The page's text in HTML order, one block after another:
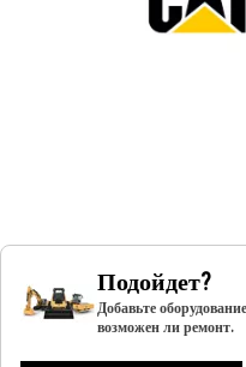
Подойдет?
Добавьте
возможен ли ремонт.